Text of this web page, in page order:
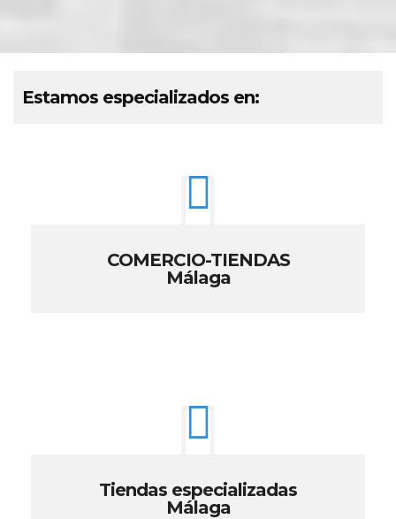
Estamos especializados en:
COMERCIO-TIENDAS
Málaga
Tiendas especializadas
Málaga